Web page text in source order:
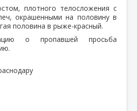
плотного телосложения с
окрашенными на половину в
половина в рыже-красный.
о пропавшей просьба